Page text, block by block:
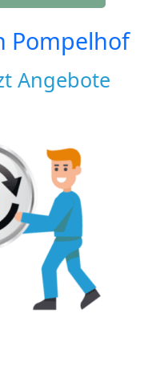
Pompelhof
Angebote